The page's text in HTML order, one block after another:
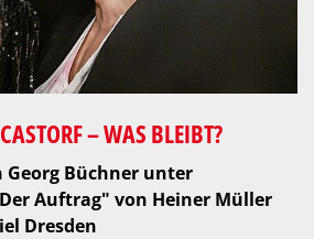
– WAS BLEIBT?
Georg Büchner unter
Auftrag" von Heiner Müller
Dresden